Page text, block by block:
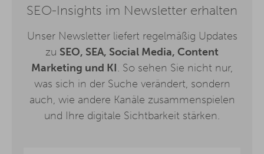
SEO-Insights im Newsletter erhalten
Unser Newsletter liefert regelmäßig Updates
zu SEO, SEA, Social Media, Content
Marketing und KI. So sehen Sie nicht nur,
was sich in der Suche verändert, sondern
auch, wie andere Kanäle zusammenspielen
und Ihre digitale Sichtbarkeit stärken.